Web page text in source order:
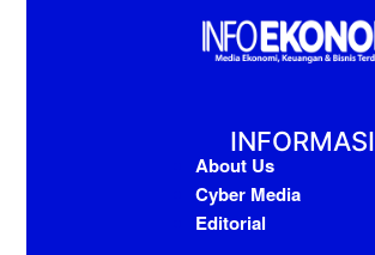
INFORMASI
About Us
Cyber Media
Editorial